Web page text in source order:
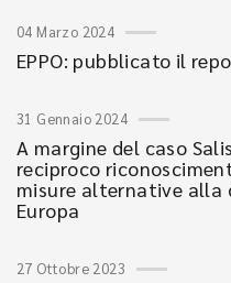
04 Marzo 2024
EPPO: pubblicato il
31 Gennaio 2024
A margine del caso
reciproco
misure alternative alla
Europa
27 Ottobre 2023